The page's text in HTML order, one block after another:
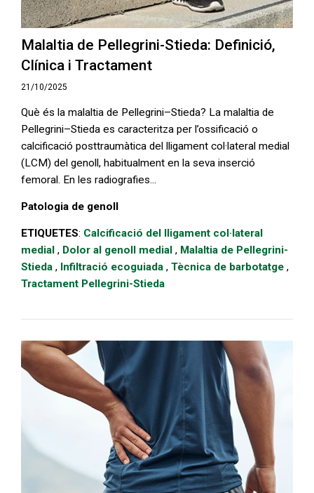
Malaltia de Pellegrini-Stieda: Definició,
Clínica i Tractament
21/10/2025
Què és la malaltia de Pellegrini–Stieda? La malaltia de
Pellegrini–Stieda es caracteritza per l’ossificació o
calcificació posttraumàtica del lligament col·lateral medial
(LCM) del genoll, habitualment en la seva inserció
femoral. En les radiografies...
Patologia de genoll
ETIQUETES: Calcificació del lligament col·lateral
medial , Dolor al genoll medial , Malaltia de Pellegrini-
Stieda , Infiltració ecoguiada , Tècnica de barbotatge ,
Tractament Pellegrini-Stieda